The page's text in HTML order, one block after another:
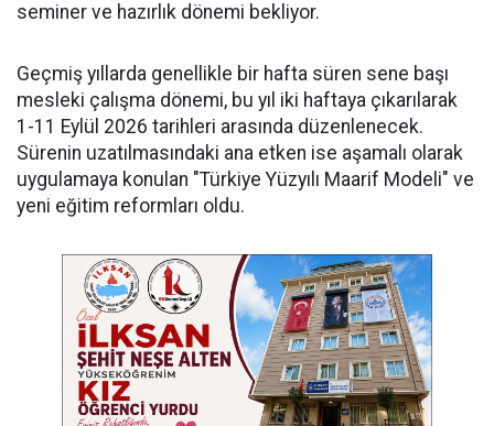
seminer ve hazırlık dönemi bekliyor.
Geçmiş yıllarda genellikle bir hafta süren sene başı
mesleki çalışma dönemi, bu yıl iki haftaya çıkarılarak
1-11 Eylül 2026 tarihleri arasında düzenlenecek.
Sürenin uzatılmasındaki ana etken ise aşamalı olarak
uygulamaya konulan "Türkiye Yüzyılı Maarif Modeli" ve
yeni eğitim reformları oldu.